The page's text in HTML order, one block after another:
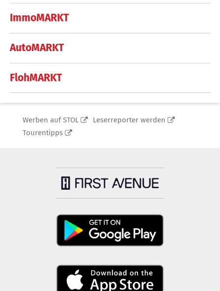
ImmoMARKT
AutoMARKT
FlohMARKT
Werben auf STOL
Leserreporter werden
Tourentipps